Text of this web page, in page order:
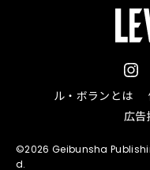
ル・ボランとは
広告
©2026 Geibunsha
d.